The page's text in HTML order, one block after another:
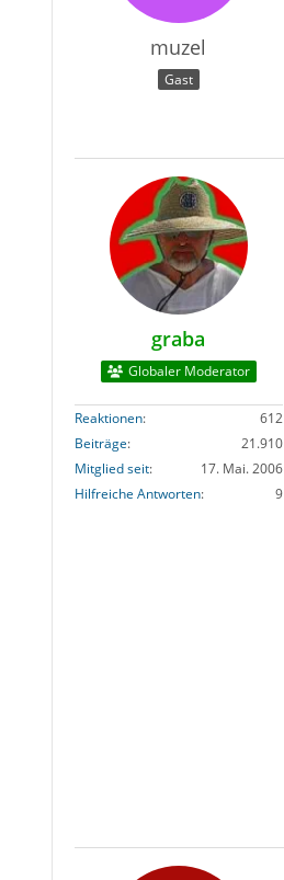
muzel
Gast
graba
Globaler Moderator
Reaktionen
612
Beiträge
21.910
Mitglied seit
17. Mai. 2006
Hilfreiche Antworten
9